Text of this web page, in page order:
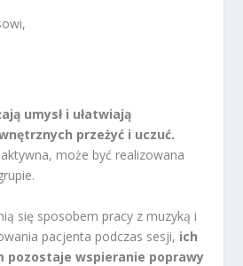
umysł i ułatwiają
przeżyć i uczuć.
może być realizowana
się sposobem pracy z muzyką i
pacjenta podczas sesji, ich
pozostaje wspieranie poprawy